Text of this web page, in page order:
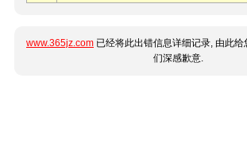
www.365jz.com 已经将此出错信息详细记录, 由此
们深感歉意.